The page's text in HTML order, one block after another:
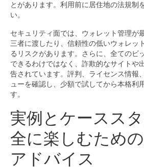
とがあります。利用前に居住地の法規制
い。
セキュリティ面では、ウォレット管理が
三者に渡したり、信頼性の低いウォレッ
るリスクがあります。さらに、全てのビ
できるわけではなく、詐欺的なサイトや
告されています。評判、ライセンス情報
ューを確認し、少額で試してから本格利
す。
実例とケースス
全に楽しむため
アドバイス